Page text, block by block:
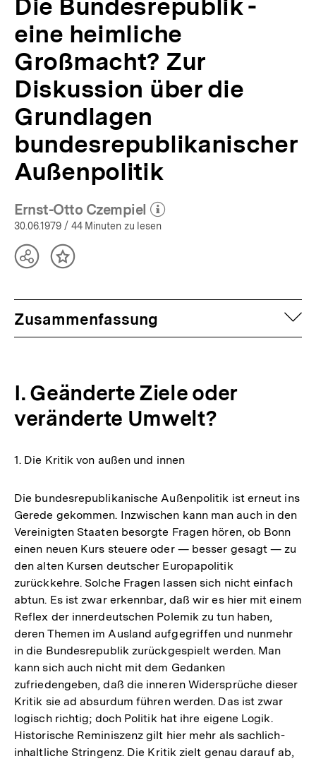
Die Bundesrepublik -
eine heimliche
Großmacht? Zur
Diskussion über die
Grundlagen
bundesrepublikanischer
Außenpolitik
Ernst-Otto Czempiel
(Mehr zum Autor)
öffnen
30.06.1979 / 44 Minuten zu lesen
TeilenInhalt
Zusammenfassung
I. Geänderte Ziele oder
veränderte Umwelt?
1. Die Kritik von außen und innen
Die bundesrepublikanische Außenpolitik ist erneut ins
Gerede gekommen. Inzwischen kann man auch in den
Vereinigten Staaten besorgte Fragen hören, ob Bonn
einen neuen Kurs steuere oder — besser gesagt — zu
den alten Kursen deutscher Europapolitik
zurückkehre. Solche Fragen lassen sich nicht einfach
abtun. Es ist zwar erkennbar, daß wir es hier mit einem
Reflex der innerdeutschen Polemik zu tun haben,
deren Themen im Ausland aufgegriffen und nunmehr
in die Bundesrepublik zurückgespielt werden. Man
kann sich auch nicht mit dem Gedanken
zufriedengeben, daß die inneren Widersprüche dieser
Kritik sie ad absurdum führen werden. Das ist zwar
logisch richtig; doch Politik hat ihre eigene Logik.
Historische Reminiszenz gilt hier mehr als sachlich-
inhaltliche Stringenz. Die Kritik zielt genau darauf ab,